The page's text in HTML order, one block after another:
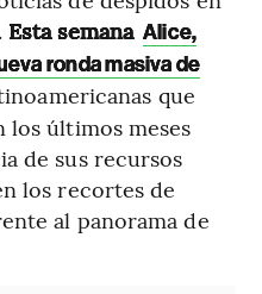
Esta semana Alice,
ronda masiva de
que
últimos meses
de sus recursos
los recortes de
al panorama de